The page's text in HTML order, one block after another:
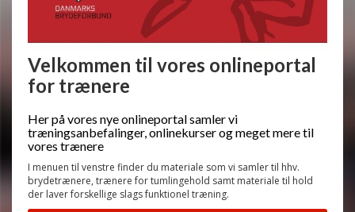
Velkommen til vores onlineportal
for trænere
Her på vores nye onlineportal samler vi
træningsanbefalinger, onlinekurser og meget mere til
vores trænere
I menuen til venstre finder du materiale som vi samler til hhv.
brydetrænere, trænere for tumlingehold samt materiale til hold
der laver forskellige slags funktionel træning.